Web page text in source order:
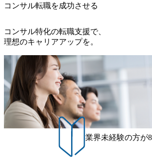
ョンで
アーキ
るテク
解決策
ま
域で
】
実現
業務の
ではま
、今後
があり
社・金融・IT等様々な
ら成果創出まで伴走型
ートします。 CXOは日々変
化するビジネス環境へ
CXOに寄り添うため
付加価値化に日々取り
います。 M&Aユニットでは5
つのオファリングを展
おり、様々な経営課題
企業変革プロジェクト
頂くことが可能です。
1.M&A Strategy ●M&A
の立案 ●M&Aを活用
事業開発 2.Strategic-Centric
コンサル転職を成功させる
コンサル特化の転職支援で、
理想のキャリアアップを。
業界未経験の方が